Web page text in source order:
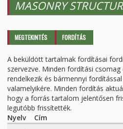
MASONRY
Elsődleges fülek
MEGTEKINTÉS FORDÍTÁS
A beküldött tartalmak fordításai
szervezve. Minden fordítási
rendelkezik és bármennyi
valamelyikére. Minden fordítás
hogy a forrás tartalom jelentősen
legutóbb frissítették.
Nyelv
Cím